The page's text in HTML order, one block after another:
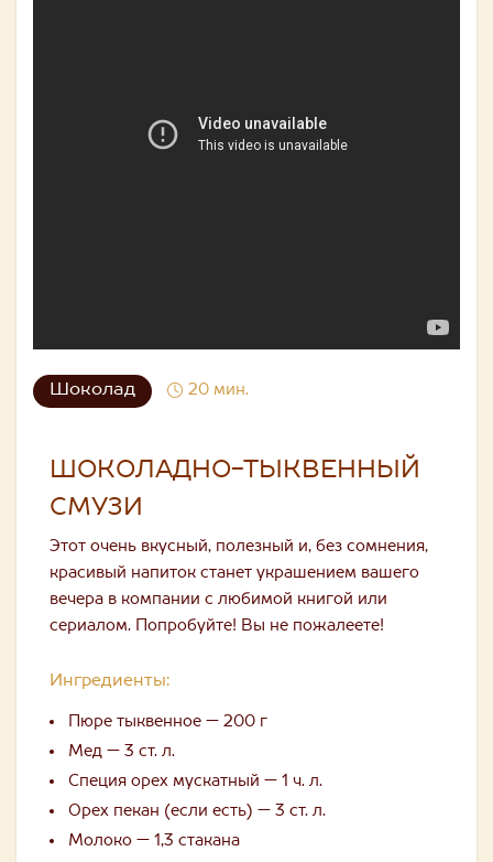
Шоколад 20 мин.
ШОКОЛАДНО-ТЫКВЕННЫЙ
СМУЗИ
Этот очень вкусный, полезный и, без сомнения,
красивый напиток станет украшением вашего
вечера в компании с любимой книгой или
сериалом. Попробуйте! Вы не пожалеете!
Ингредиенты:
Пюре тыквенное — 200 г
Мед — 3 ст. л.
Специя орех мускатный — 1 ч. л.
Орех пекан (если есть) — 3 ст. л.
Молоко — 1,3 стакана